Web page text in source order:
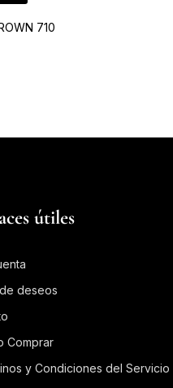
710
útiles
deseos
Comprar
y Condiciones del Servicio